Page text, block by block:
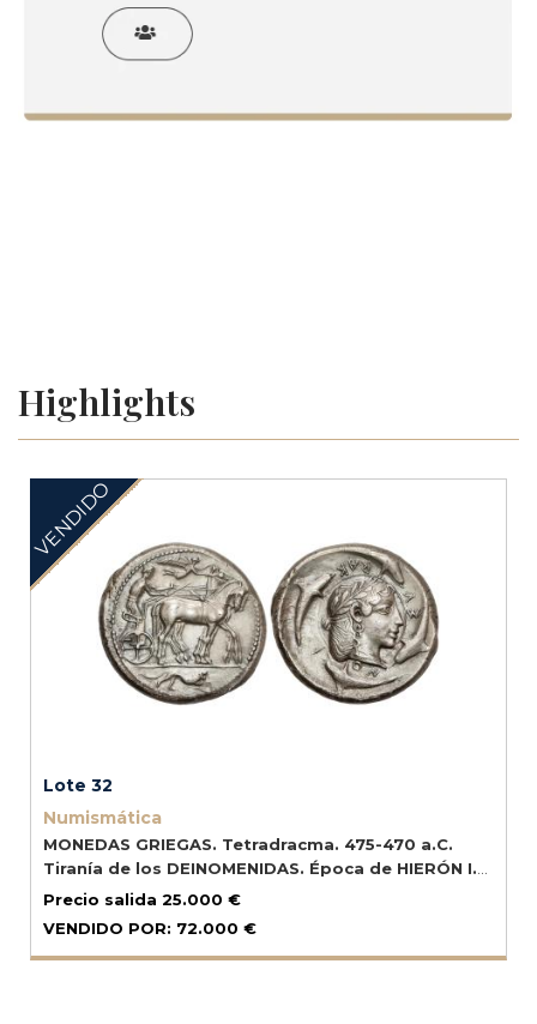
Highlights
VENDIDO
Lote 32
Numismática
MONEDAS GRIEGAS. Tetradracma. 475-470 a.C.
Tiranía de los DEINOMENIDAS. Época de HIERÓN I.
SICILIA. SIRACUSA. Anv.:
riendas en la izquierda, conduciendo una cuadriga a
derecha; arriba, Nike volando a derecha para coronar a
Precio salida 25.000 €
VENDIDO POR: 72.000 €